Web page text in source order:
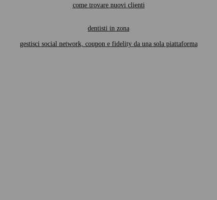
come trovare nuovi clienti
dentisti in zona
gestisci social network, coupon e fidelity da una sola piattaforma